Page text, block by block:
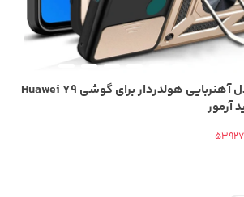
قاب کشویی بتمنی مدل آهنربایی هولدردار برای گوشی Huawei Y9